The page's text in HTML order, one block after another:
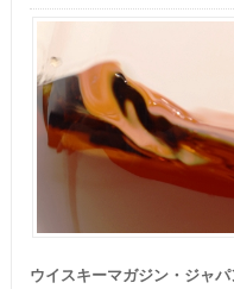
ウイスキーマガジン・ジャ